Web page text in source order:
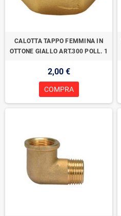
CALOTTA TAPPO FEMMINA IN
OTTONE GIALLO ART.300 POLL. 1
2,00 €
COMPRA